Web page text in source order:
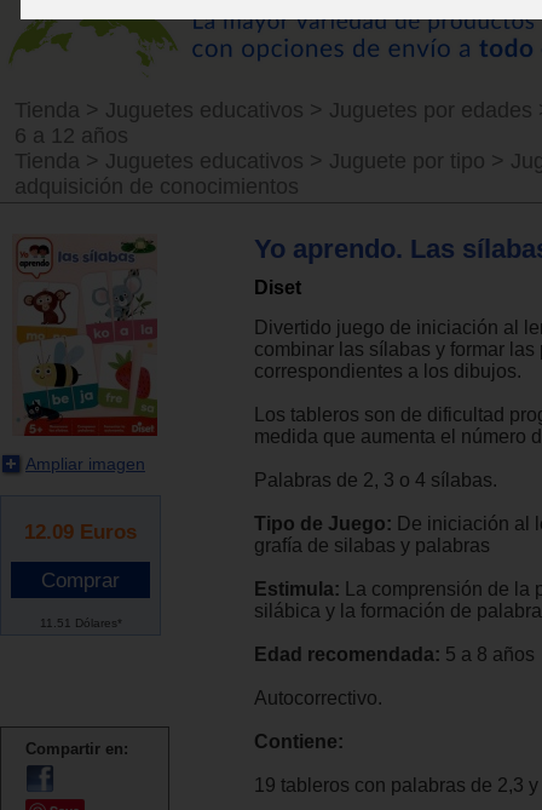
Tienda > Juguetes educativos > Juguetes por edades
6 a 12 años
Tienda > Juguetes educativos > Juguete por tipo >
adquisición de conocimientos
Ampliar imagen
12.09 Euros
11.51 Dólares*
Compartir en:
Yo aprendo. Las
Diset
Divertido juego de iniciación al
combinar las sílabas y formar las
correspondientes a los dibujos.
Los tableros son de dificultad
medida que aumenta el número
Palabras de 2, 3 o 4 sílabas.
Tipo de Juego: De iniciación al
grafía de silabas y palabras
Estimula: La comprensión de la
silábica y la formación de
Edad recomendada: 5 a 8 años
Autocorrectivo.
Contiene:
19 tableros con palabras de 2,3